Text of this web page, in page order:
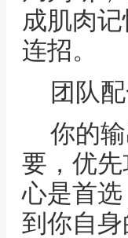
成肌肉
连招。
团队
你的
要，优
心是首
到你自